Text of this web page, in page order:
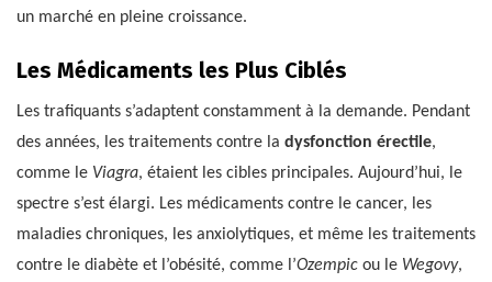
un marché en pleine croissance.
Les Médicaments les Plus Ciblés
Les trafiquants s’adaptent constamment à la demande. Pendant
des années, les traitements contre la dysfonction érectile,
comme le Viagra, étaient les cibles principales. Aujourd’hui, le
spectre s’est élargi. Les médicaments contre le cancer, les
maladies chroniques, les anxiolytiques, et même les traitements
contre le diabète et l’obésité, comme l’Ozempic ou le Wegovy,